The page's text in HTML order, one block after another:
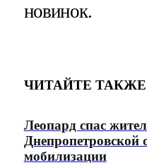
новинок.
ЧИТАЙТЕ ТАКЖЕ
Леопард спас
Днепропетровской
мобилизации